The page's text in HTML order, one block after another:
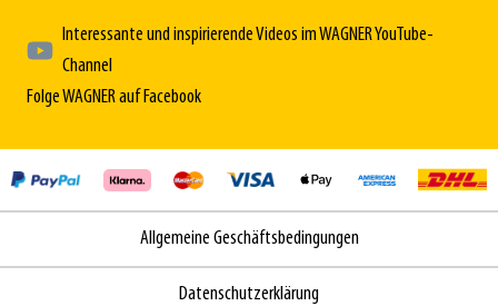
Interessante und inspirierende Videos im WAGNER YouTube-
Channel
Folge WAGNER auf Facebook
Allgemeine Geschäftsbedingungen
Datenschutzerklärung